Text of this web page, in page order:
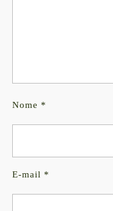
Nome *
E-mail *